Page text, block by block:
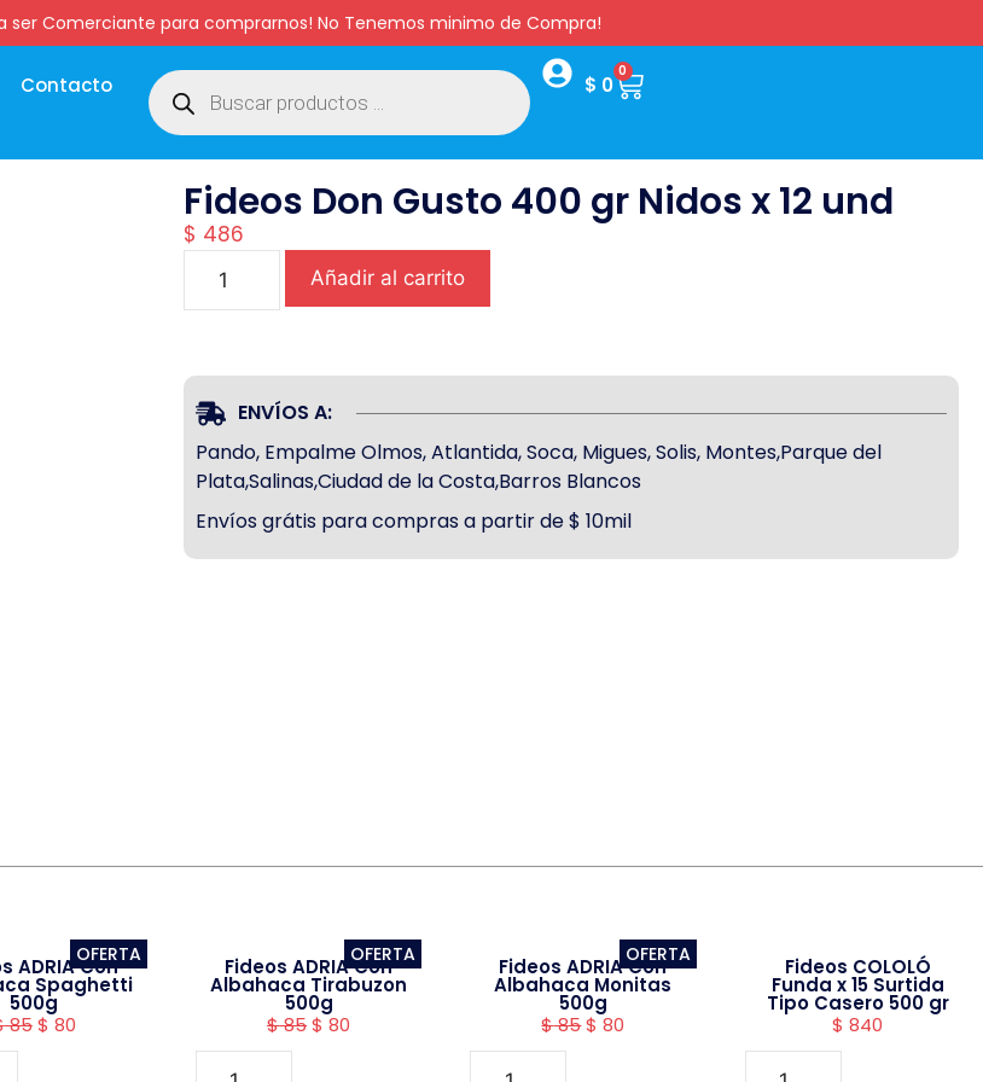
ser Comerciante para comprarnos! No Tenemos minimo de Compra!
Contacto $ 0
0
Fideos Don Gusto 400 gr Nidos x 12 und
$ 486
Añadir al carrito
ENVÍOS A:
Pando, Empalme Olmos, Atlantida, Soca, Migues, Solis, Montes,Parque del
Plata,Salinas,Ciudad de la Costa,Barros Blancos
Envíos grátis para compras a partir de $ 10mil
OFERTA
ADRIA Con
Spaghetti
500g
85$ 80
OFERTA
Fideos ADRIA Con
Albahaca Tirabuzon
500g
$85$ 80
OFERTA
Fideos ADRIA Con
Albahaca Monitas
500g
$85$ 80
Fideos COLOLÓ
Funda x 15 Surtida
Tipo Casero 500 gr
$ 840